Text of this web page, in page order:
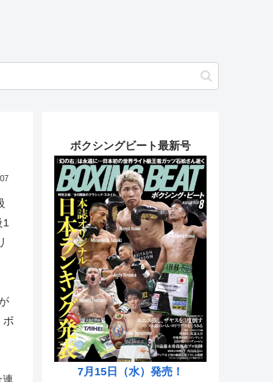
1
ボ
ボクシングビート最新号
7月15日（水）発売！